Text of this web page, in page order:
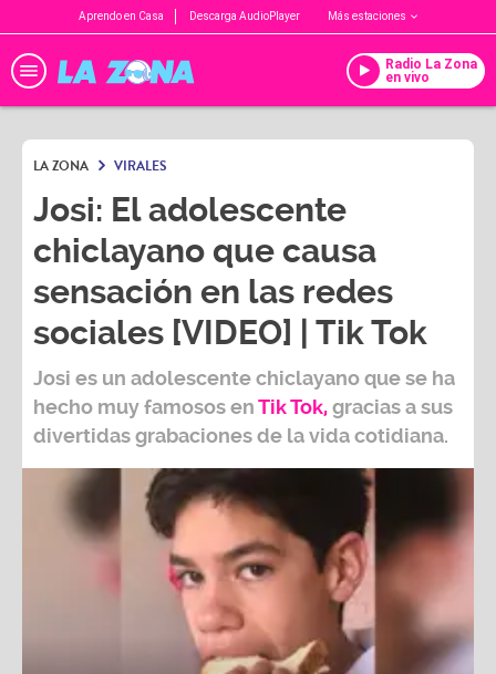
Aprendo en Casa Descarga AudioPlayer Más estaciones
Radio La Zona
en vivo
LA ZONA VIRALES
Josi: El adolescente
chiclayano que causa
sensación en las redes
sociales [VIDEO] | Tik Tok
Josi es un adolescente chiclayano que se ha
hecho muy famosos enTik Tok,gracias a sus
divertidas grabaciones de la vida cotidiana.